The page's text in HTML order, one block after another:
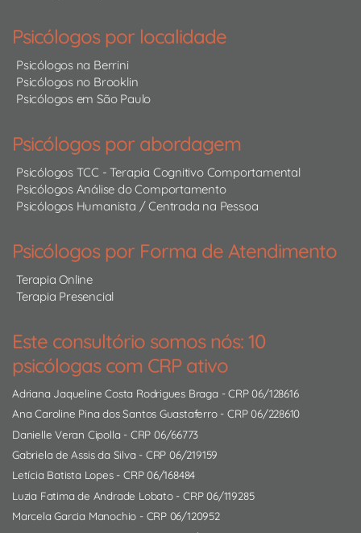
Psicólogos por localidade
Psicólogos na Berrini
Psicólogos no Brooklin
Psicólogos em São Paulo
Psicólogos por abordagem
Psicólogos TCC - Terapia Cognitivo Comportamental
Psicólogos Análise do Comportamento
Psicólogos Humanista / Centrada na Pessoa
Psicólogos por Forma de Atendimento
Terapia Online
Terapia Presencial
Este consultório somos nós: 10
psicólogas com CRP ativo
Adriana Jaqueline Costa Rodrigues Braga - CRP 06/128616
Ana Caroline Pina dos Santos Guastaferro- CRP 06/228610
Danielle Veran Cipolla - CRP 06/66773
Gabriela de Assis da Silva - CRP 06/219159
Letícia Batista Lopes- CRP 06/168484
Luzia Fatima de Andrade Lobato- CRP 06/119285
Marcela Garcia Manochio - CRP 06/120952